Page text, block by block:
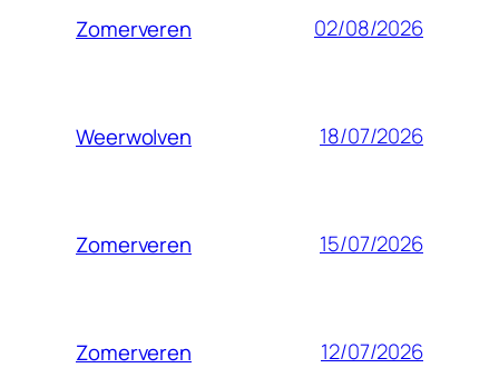
Zomerveren 02/08/2026
Weerwolven 18/07/2026
Zomerveren 15/07/2026
Zomerveren 12/07/2026